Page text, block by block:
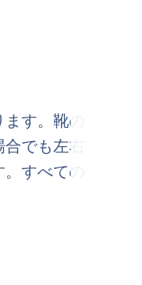
す。靴の
でも左右
すべての